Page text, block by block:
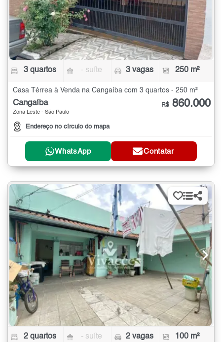
3 quartos - suíte 3 vagas 250 m²
Casa Térrea à Venda na Cangaíba com 3 quartos - 250 m²
Cangaíba
Zona Leste - São Paulo
Endereço no círculo do mapa
R$ 860.000
WhatsApp Contatar
2 quartos - suíte 2 vagas 100 m²